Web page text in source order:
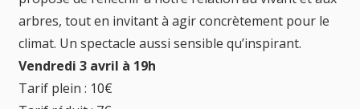
arbres, tout en invitant à agir concrètement pour le
climat. Un spectacle aussi sensible qu’inspirant.
Vendredi 3 avril à 19h
Tarif plein : 10€